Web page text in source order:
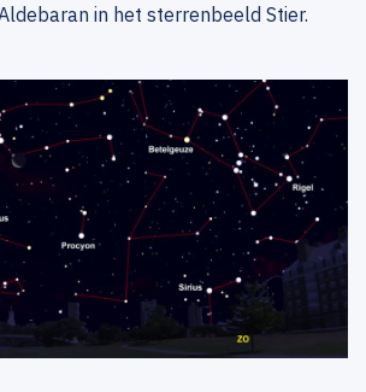
in het sterrenbeeld Stier.